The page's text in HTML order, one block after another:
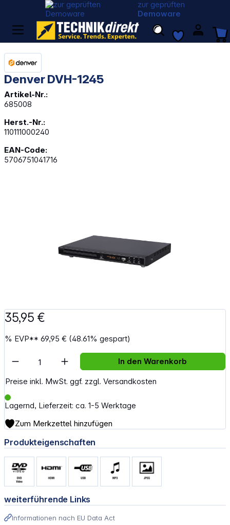
zur geprüften
Demoware
Denver DVH-1245
Artikel-Nr.:
685008
Herst.-Nr.:
110111000240
EAN-Code:
5706751041716
35,95 €
% EVP**69,95 € (48.61% gespart)
Preise inkl. MwSt. ggf. zzgl. Versandkosten
Lagernd, Lieferzeit: ca. 1-5 Werktage
Artikel Anzahl: Gib den gewünschten
In den Warenkorb
Zum Merkzettel hinzufügen
Produkteigenschaften
weiterführende Links
Informationen nach EU Data Act